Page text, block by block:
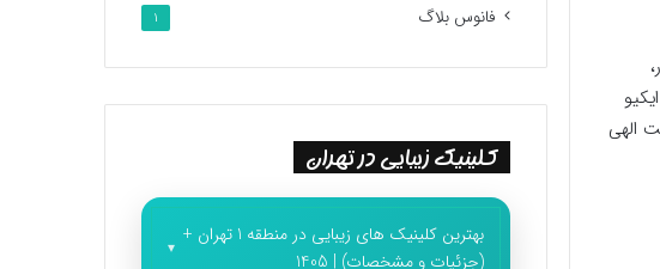
الهی
فانوس بلاگ 1
کلینیک زیبایی در تهران
بهترین کلینیک های زیبایی در منطقه 1 تهران +
(جزئیات و مشخصات) | 1405